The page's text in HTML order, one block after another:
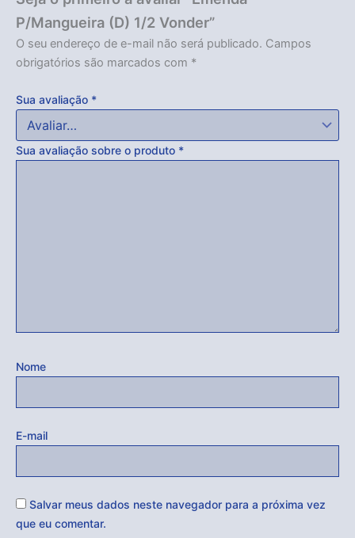
P/Mangueira (D) 1/2 Vonder”
O seu endereço de e-mail não será publicado. Campos
obrigatórios são marcados com *
Sua avaliação *
Sua avaliação sobre o produto *
Nome
E-mail
Salvar meus dados neste navegador para a próxima vez
que eu comentar.